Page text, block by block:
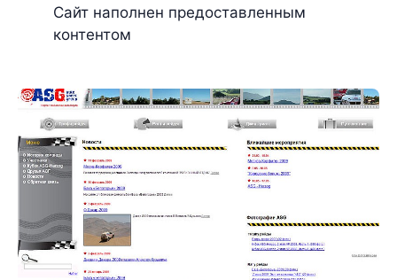
Сайт наполнен предоставленным
контентом